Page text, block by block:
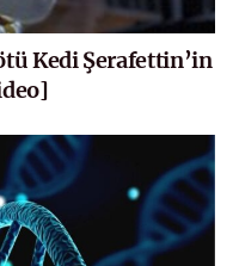
Kedi Şerafettin’in